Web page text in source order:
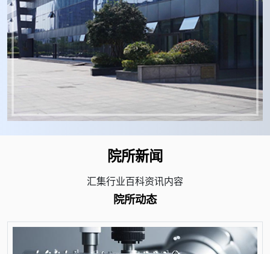
院所新闻
汇集行业百科资讯内容
院所动态